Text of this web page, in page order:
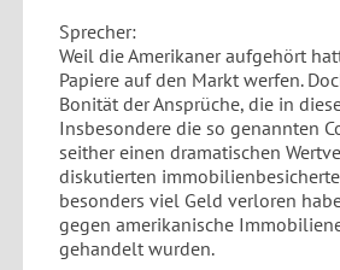
Sprecher:
Weil die Amerikaner aufgehört
Papiere auf den Markt werfen.
Bonität der Ansprüche, die in
Insbesondere die so genannten
seither einen dramatischen
diskutierten
besonders viel Geld verloren
gegen amerikanische
gehandelt wurden.